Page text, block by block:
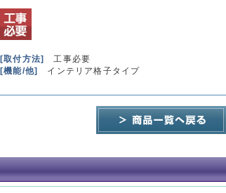
[取付方法]
工事必要
[機能/他]
インテリア格子タイプ